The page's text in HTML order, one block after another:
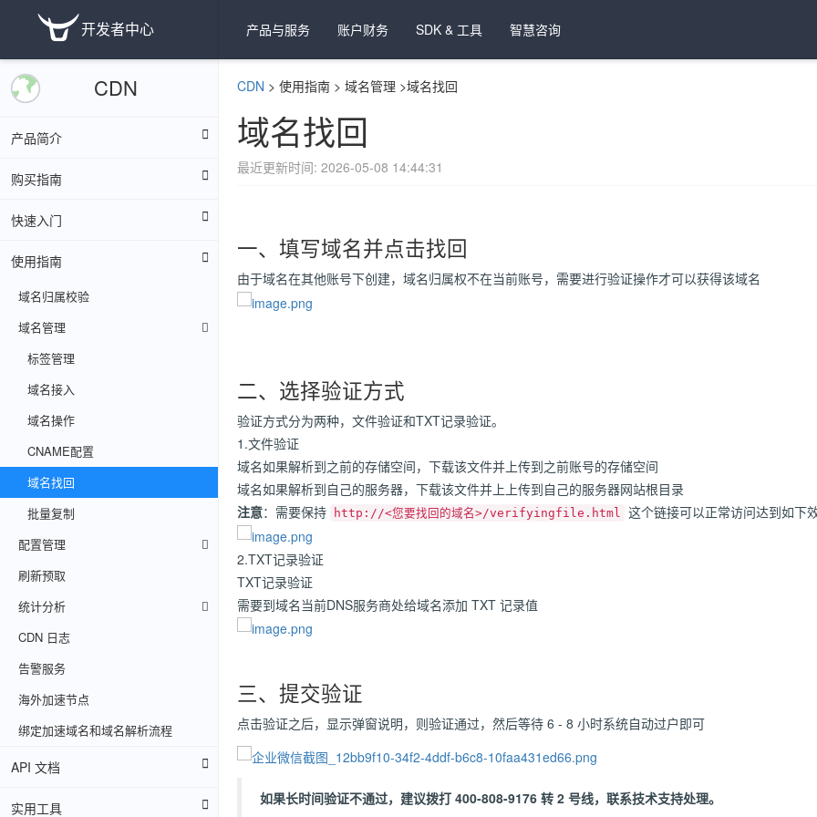
开发者中心 产品与服务 账户财务 SDK & 工具 智慧咨询
CDN
产品简介
购买指南
快速入门
使用指南
域名归属校验
域名管理
标签管理
域名接入
域名操作
CNAME配置
域名找回
批量复制
配置管理
刷新预取
统计分析
CDN 日志
告警服务
海外加速节点
绑定加速域名和域名解析流程
API 文档
实用工具
CDN > 使用指南 > 域名管理 >域名找回
域名找回
最近更新时间: 2026-05-08 14:44:31
一、填写域名并点击找回
由于域名在其他账号下创建，域名归属权不在当前账号，需要进行验证操作才可以获得该域名
二、选择验证方式
验证方式分为两种，文件验证和TXT记录验证。
1.文件验证
域名如果解析到之前的存储空间，下载该文件并上传到之前账号的存储空间
域名如果解析到自己的服务器，下载该文件并上上传到自己的服务器网站根目录
注意：需要保持 http://<您要找回的域名>/verifyingfile.html 这个链接可以正常访问达到如下
2.TXT记录验证
TXT记录验证
需要到域名当前DNS服务商处给域名添加 TXT 记录值
三、提交验证
点击验证之后，显示弹窗说明，则验证通过，然后等待 6 - 8 小时系统自动过户即可
如果长时间验证不通过，建议拨打 400-808-9176 转 2 号线，联系技术支持处理。